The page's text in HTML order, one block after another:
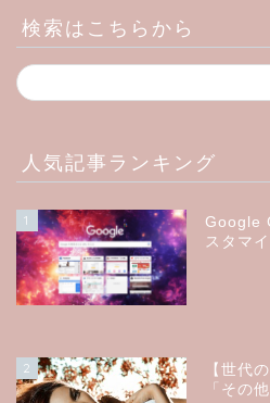
検索はこちらから
人気記事ランキング
1
Google
スタマ
2
【世代
「その